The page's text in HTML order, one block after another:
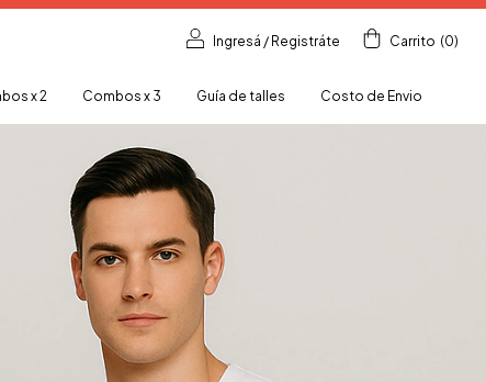
Ingresá / Registráte Carrito (0)
x 2 Combos x 3 Guía de talles Costo de Envio